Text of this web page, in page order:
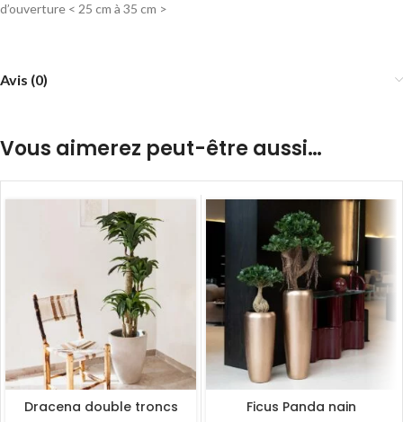
d’ouverture < 25 cm à 35 cm >
Avis (0)
Vous aimerez peut-être aussi…
Dracena double troncs Ficus Panda nain